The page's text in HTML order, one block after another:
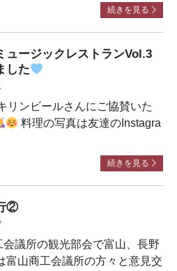
続きを見る
ュージックレストランVol.3
した
リンビールさんにご協賛いた
料理の写真は友達のInstagra
続きを見る
②
会議所の観光部会で富山、長野
富山商工会議所の方々と意見交